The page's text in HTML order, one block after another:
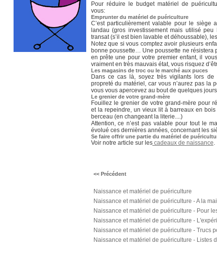
Pour réduire le budget matériel de
vous:
Emprunter du matériel de puériculture
C’est particulièrement valable pour le siège
landau (gros investissement mais utilisé
transat (s’il est bien lavable et déhoussable),
Notez que si vous comptez avoir plusieurs
bonne poussette… Une poussette ne résistera
en prête une pour votre premier enfant, il
vraiment en très mauvais état, vous risquez
Les magasins de troc ou le marché aux puces
Dans ce cas là, soyez très vigilants lors
propreté du matériel, car vous n’aurez pas la
vous vous apercevez au bout de quelques jours
Le grenier de votre grand-mère
Fouillez le grenier de votre grand-mère pour
et la repeindre, un vieux lit à barreaux en
berceau (en changeant la literie....)
Attention, ce n’est pas valable pour tout le
évolué ces dernières années, concernant les
Se faire offrir une partie du matériel de
Voir notre article sur lescadeaux de naissance.
<< Précédent
Naissance et matériel de puériculture
Naissance et matériel de puériculture - A la
Naissance et matériel de puériculture - Pour
Naissance et matériel de puériculture -
Naissance et matériel de puériculture - Trucs
Naissance et matériel de puériculture - Listes